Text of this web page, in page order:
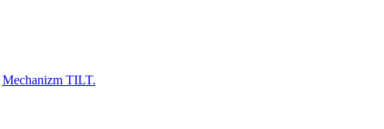
Mechanizm TILT.